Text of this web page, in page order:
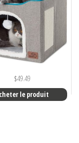
$49.49
le produit